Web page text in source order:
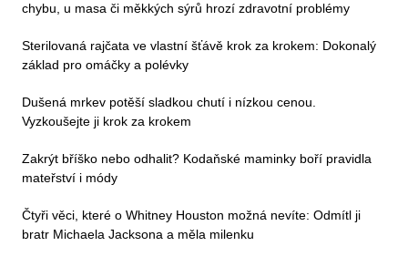
chybu, u masa či měkkých sýrů hrozí zdravotní problémy
Sterilovaná rajčata ve vlastní šťávě krok za krokem: Dokonalý
základ pro omáčky a polévky
Dušená mrkev potěší sladkou chutí i nízkou cenou.
Vyzkoušejte ji krok za krokem
Zakrýt bříško nebo odhalit? Kodaňské maminky boří pravidla
mateřství i módy
Čtyři věci, které o Whitney Houston možná nevíte: Odmítl ji
bratr Michaela Jacksona a měla milenku